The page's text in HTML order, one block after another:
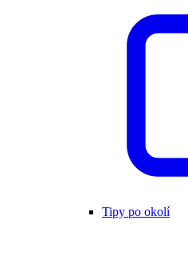
Tipy po okolí